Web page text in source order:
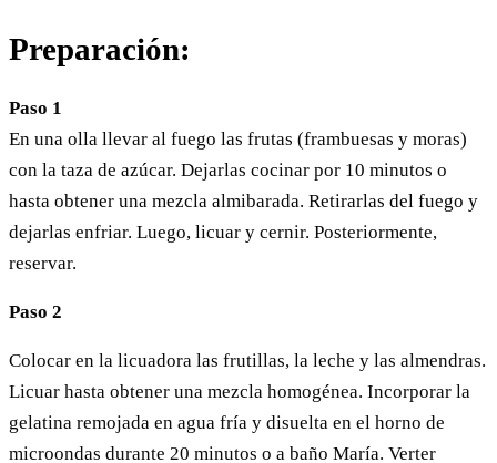
Preparación:
Paso 1
En una olla llevar al fuego las frutas (frambuesas y moras)
con la taza de azúcar. Dejarlas cocinar por 10 minutos o
hasta obtener una mezcla almibarada. Retirarlas del fuego y
dejarlas enfriar. Luego, licuar y cernir. Posteriormente,
reservar.
Paso 2
Colocar en la licuadora las frutillas, la leche y las almendras.
Licuar hasta obtener una mezcla homogénea. Incorporar la
gelatina remojada en agua fría y disuelta en el horno de
microondas durante 20 minutos o a baño María. Verter